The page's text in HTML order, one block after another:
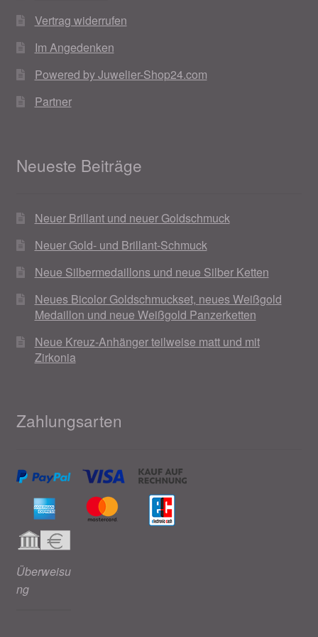
Vertrag widerrufen
Im Angedenken
Powered by Juwelier-Shop24.com
Partner
Neueste Beiträge
Neuer Brillant und neuer Goldschmuck
Neuer Gold- und Brillant-Schmuck
Neue Silbermedaillons und neue Silber Ketten
Neues Bicolor Goldschmuckset, neues Weißgold
Medaillon und neue Weißgold Panzerketten
Neue Kreuz-Anhänger teilweise matt und mit
Zirkonia
Zahlungsarten
Überweisu
ng